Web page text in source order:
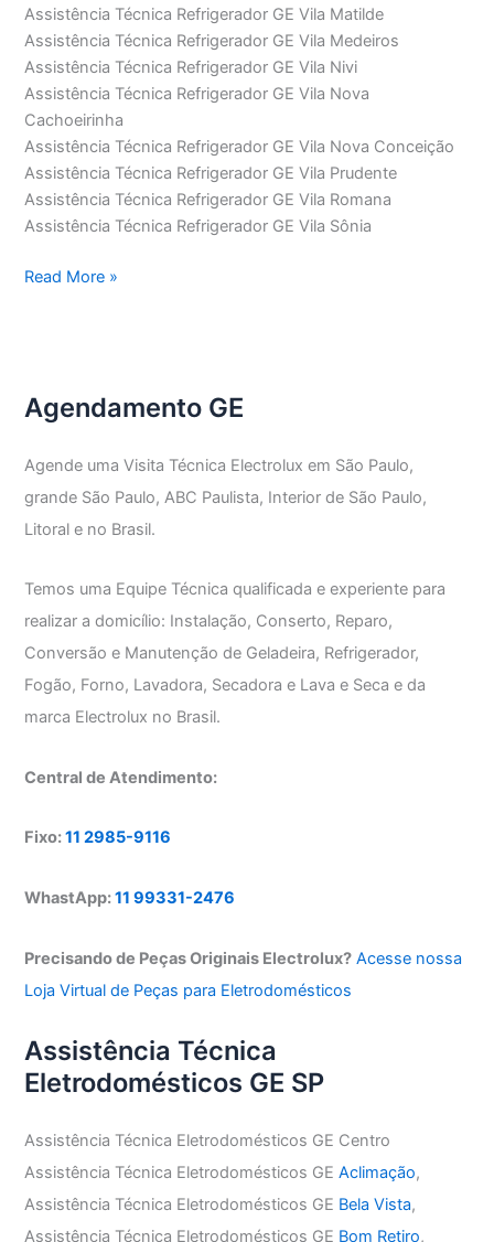
Assistência Técnica Refrigerador GE Vila Matilde
Assistência Técnica Refrigerador GE Vila Medeiros
Assistência Técnica Refrigerador GE Vila Nivi
Assistência Técnica Refrigerador GE Vila Nova
Cachoeirinha
Assistência Técnica Refrigerador GE Vila Nova Conceição
Assistência Técnica Refrigerador GE Vila Prudente
Assistência Técnica Refrigerador GE Vila Romana
Assistência Técnica Refrigerador GE Vila Sônia
Assistência
Read More »
Agendamento GE
Agende uma Visita Técnica Electrolux em São Paulo,
grande São Paulo, ABC Paulista, Interior de São Paulo,
Litoral e no Brasil.
Temos uma Equipe Técnica qualificada e experiente para
realizar a domicílio: Instalação, Conserto, Reparo,
Conversão e Manutenção de Geladeira, Refrigerador,
Fogão, Forno, Lavadora, Secadora e Lava e Seca e da
marca Electrolux no Brasil.
Central de Atendimento:
Fixo:11 2985-9116
WhastApp:11 99331-2476
Precisando de Peças Originais Electrolux? Acesse nossa
Loja Virtual de Peças para Eletrodomésticos
Assistência Técnica
Eletrodomésticos GE SP
Assistência Técnica Eletrodomésticos GE Centro
Assistência Técnica Eletrodomésticos GEAclimação,
Assistência Técnica Eletrodomésticos GE Bela Vista,
Assistência Técnica Eletrodomésticos GE Bom Retiro,